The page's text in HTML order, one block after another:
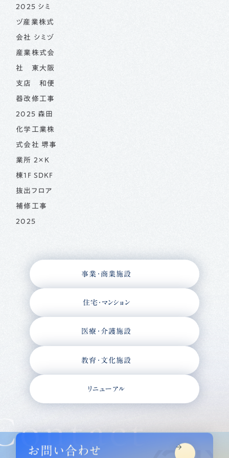
2025 シミ
ヅ産業株式
会社 シミヅ
産業株式会
社 東大阪
支店 和便
器改修工事
2025 森田
化学工業株
式会社 堺事
業所 2×K
棟1F SDKF
抜出フロア
補修工事
2025
事業・商業施設
住宅・マンション
医療・介護施設
教育・文化施設
リニューアル
お問い合わせ